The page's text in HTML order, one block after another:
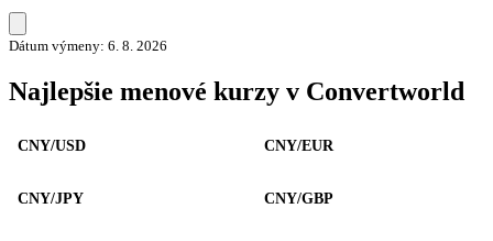
Dátum výmeny: 6. 8. 2026
Najlepšie menové kurzy v Convertworld
CNY/USD CNY/EUR
CNY/JPY CNY/GBP